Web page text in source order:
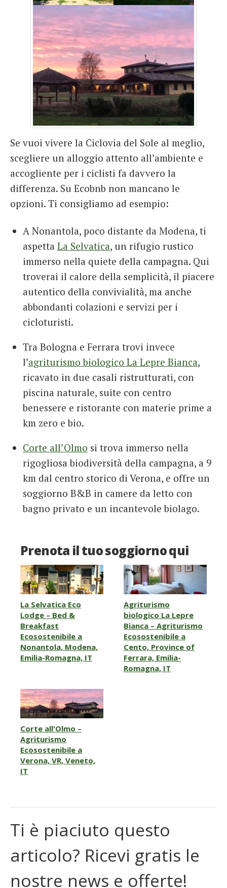
Se vuoi vivere la Ciclovia del Sole al meglio,
scegliere un alloggio attento all’ambiente e
accogliente per i ciclisti fa davvero la
differenza. Su Ecobnb non mancano le
opzioni. Ti consigliamo ad esempio:
A Nonantola, poco distante da Modena, ti
aspetta La Selvatica, un rifugio rustico
immerso nella quiete della campagna. Qui
troverai il calore della semplicità, il piacere
autentico della convivialità, ma anche
abbondanti colazioni e servizi per i
cicloturisti.
Tra Bologna e Ferrara trovi invece
l’agriturismo biologico La Lepre Bianca,
ricavato in due casali ristrutturati, con
piscina naturale, suite con centro
benessere e ristorante con materie prime a
km zero e bio.
Corte all’Olmo si trova immerso nella
rigogliosa biodiversità della campagna, a 9
km dal centro storico di Verona, e offre un
soggiorno B&B in camere da letto con
bagno privato e un incantevole biolago.
Prenota il tuo soggiorno qui
La Selvatica Eco
Lodge – Bed &
Breakfast
Ecosostenibile a
Nonantola, Modena,
Emilia-Romagna, IT
Agriturismo
biologico La Lepre
Bianca – Agriturismo
Ecosostenibile a
Cento, Province of
Ferrara, Emilia-
Romagna, IT
Corte all'Olmo –
Agriturismo
Ecosostenibile a
Verona, VR, Veneto,
IT
Ti è piaciuto questo
articolo? Ricevi gratis le
nostre news e offerte!